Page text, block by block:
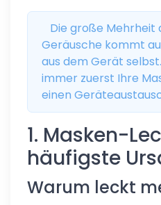
Die große Mehrheit
Geräusche kommt
aus dem Gerät
immer zuerst Ihre
einen
1. Masken-
häufigste
Warum leckt